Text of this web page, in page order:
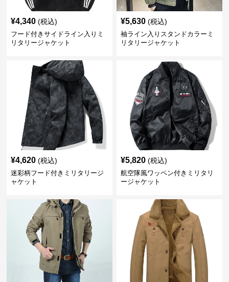
¥4,340 (税込)
フード付きサイドライン入りミ
リタリージャケット
¥5,630 (税込)
袖ライン入りスタンドカラーミ
リタリージャケット
¥4,620 (税込)
迷彩柄フード付きミリタリージ
ャケット
¥5,820 (税込)
航空隊風ワッペン付きミリタリ
ージャケット